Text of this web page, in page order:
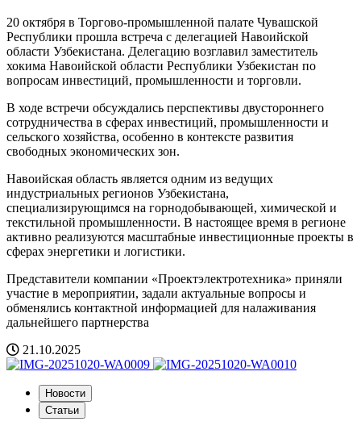
20 октября в Торгово-промышленной палате Чувашской
Республики прошла встреча с делегацией Навоийской
области Узбекистана. Делегацию возглавил заместитель
хокима Навоийской области Республики Узбекистан по
вопросам инвестиций, промышленности и торговли.
В ходе встречи обсуждались перспективы двустороннего
сотрудничества в сферах инвестиций, промышленности и
сельского хозяйства, особенно в контексте развития
свободных экономических зон.
Навоийская область является одним из ведущих
индустриальных регионов Узбекистана,
специализирующимся на горнодобывающей, химической и
текстильной промышленности. В настоящее время в регионе
активно реализуются масштабные инвестиционные проекты в
сферах энергетики и логистики.
Представители компании «Проектэлектротехника» приняли
участие в мероприятии, задали актуальные вопросы и
обменялись контактной информацией для налаживания
дальнейшего партнерства
21.10.2025
Новости
Статьи